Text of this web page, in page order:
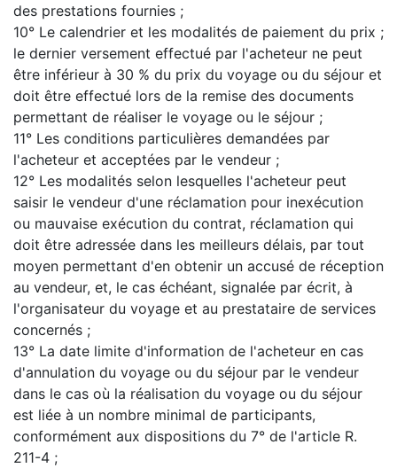
des prestations fournies ;
10° Le calendrier et les modalités de paiement du prix ;
le dernier versement effectué par l'acheteur ne peut
être inférieur à 30 % du prix du voyage ou du séjour et
doit être effectué lors de la remise des documents
permettant de réaliser le voyage ou le séjour ;
11° Les conditions particulières demandées par
l'acheteur et acceptées par le vendeur ;
12° Les modalités selon lesquelles l'acheteur peut
saisir le vendeur d'une réclamation pour inexécution
ou mauvaise exécution du contrat, réclamation qui
doit être adressée dans les meilleurs délais, par tout
moyen permettant d'en obtenir un accusé de réception
au vendeur, et, le cas échéant, signalée par écrit, à
l'organisateur du voyage et au prestataire de services
concernés ;
13° La date limite d'information de l'acheteur en cas
d'annulation du voyage ou du séjour par le vendeur
dans le cas où la réalisation du voyage ou du séjour
est liée à un nombre minimal de participants,
conformément aux dispositions du 7° de l'article R.
211-4 ;